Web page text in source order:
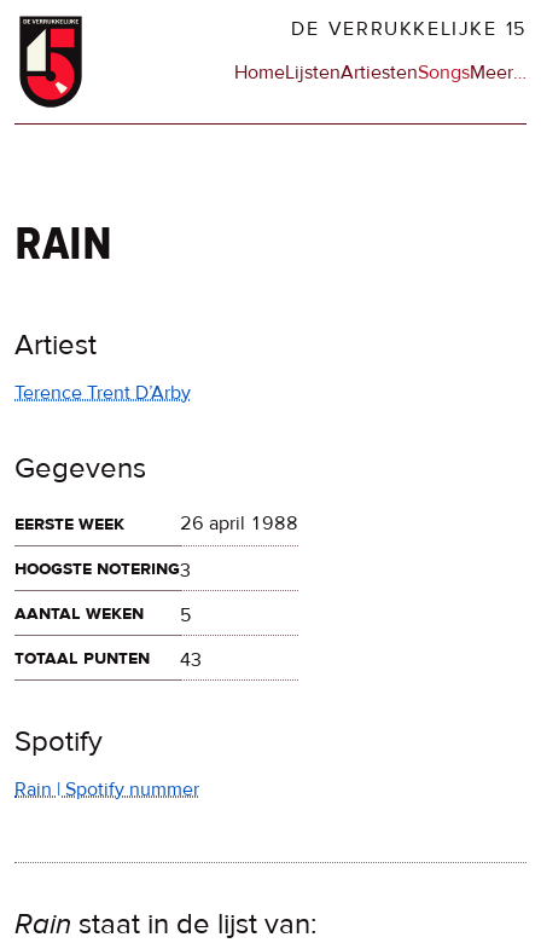
Overslaan
naar
DE VERRUKKELIJKE 15
Hoofdnavigatie
HomeLijstenArtiestenSongsMeerop
…
rain
Artiest
Terence Trent D’Arby
Gegevens
eerste week
26 april 1988
hoogste notering3
aantal weken
5
totaal punten
43
Spotify
Rain | Spotify nummer
Rain staat in de lijst van: